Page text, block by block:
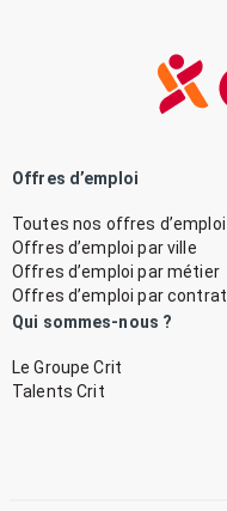
Offres d’emploi
Toutes nos offres d’emploi
Offres d’emploi par ville
Offres d’emploi par métier
Offres d’emploi par contrat
Qui sommes-nous ?
Le Groupe Crit
Talents Crit